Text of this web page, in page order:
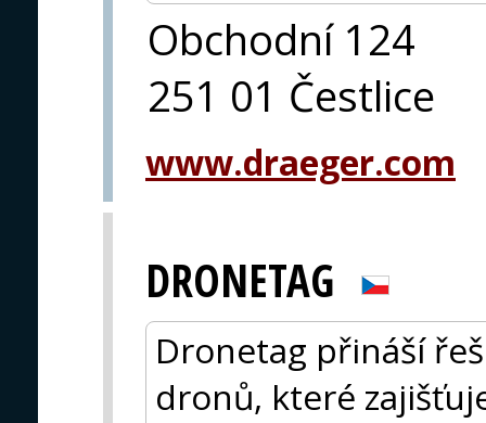
Obchodní 124
251 01 Čestlice
www.draeger.com
DRONETAG
Dronetag přináší
dronů, které